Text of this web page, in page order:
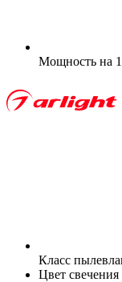
Мощность на
Класс
Цвет свечения